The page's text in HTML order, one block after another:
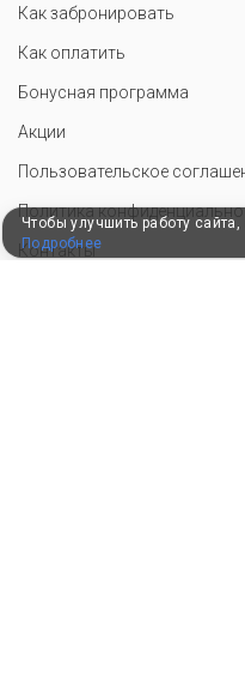
Как забронировать
Как оплатить
Бонусная программа
Акции
Пользовательское
Политика
Контакты
Чтобы улучшить работу
Подробнее